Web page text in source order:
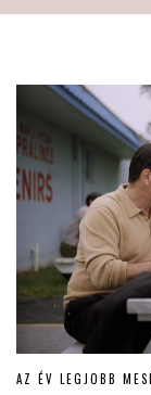
AZ ÉV LEGJOBB